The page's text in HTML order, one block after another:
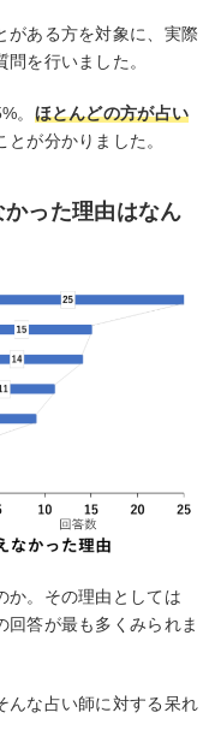
がある方を対象に、実際
を行いました。
。 ほとんどの方が占い
とが分かりました。
った理由はなん
か。その理由としては
回答が最も多くみられま
んな占い師に対する呆れ